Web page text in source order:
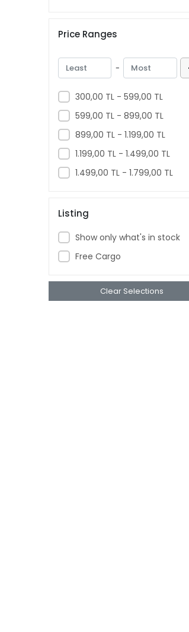
Price Ranges
-
300,00 TL - 599,00 TL
599,00 TL - 899,00 TL
899,00 TL - 1.199,00 TL
1.199,00 TL - 1.499,00 TL
1.499,00 TL - 1.799,00 TL
Listing
Show only what's in stock
Free Cargo
Clear Selections